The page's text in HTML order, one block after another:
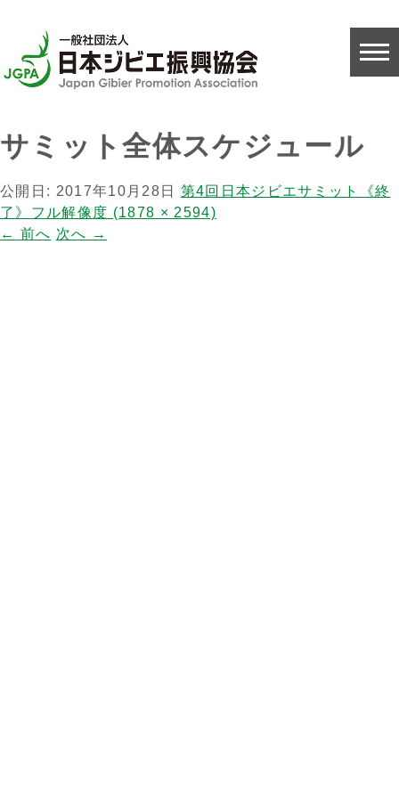
サミット全体スケジュール
公開日: 2017年10月28日
第4回日本ジビエサミット《終
了》 フル解像度 (1878 × 2594)
← 前へ 次へ →